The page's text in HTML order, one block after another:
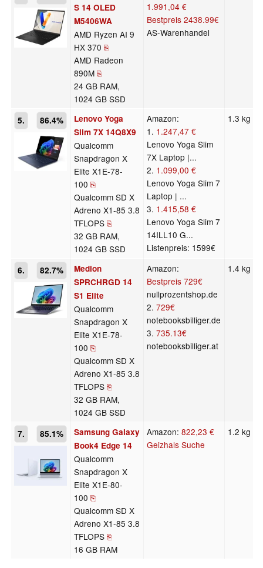
S 14 OLED
M5406WA
AMD Ryzen AI 9
HX 370 ⎘
AMD Radeon
890M ⎘
24 GB RAM,
1024 GB SSD
1.991,04 €
Bestpreis 2438.99€
AS-Warenhandel
5. 86.4%
Lenovo Yoga
Slim 7X 14Q8X9
Qualcomm
Snapdragon X
Elite X1E-78-
100 ⎘
Qualcomm SD X
Adreno X1-85 3.8
TFLOPS ⎘
32 GB RAM,
1024 GB SSD
Amazon:
1. 1.247,47 €
Lenovo Yoga Slim
7X Laptop |...
2. 1.099,00 €
Lenovo Yoga Slim 7
Laptop | ...
3. 1.415,58 €
Lenovo Yoga Slim 7
14ILL10 G...
Listenpreis: 1599€
1.3 kg
6. 82.7%
Medion
SPRCHRGD 14
S1 Elite
Qualcomm
Snapdragon X
Elite X1E-78-
100 ⎘
Qualcomm SD X
Adreno X1-85 3.8
TFLOPS ⎘
32 GB RAM,
1024 GB SSD
Amazon:
Bestpreis 729€
nullprozentshop.de
2.729€
notebooksbilliger.de
3.735.13€
notebooksbilliger.at
1.4 kg
7. 85.1%
Samsung Galaxy
Book4 Edge 14
Qualcomm
Snapdragon X
Elite X1E-80-
100 ⎘
Qualcomm SD X
Adreno X1-85 3.8
TFLOPS ⎘
16 GB RAM
Amazon:822,23 €
Geizhals Suche
1.2 kg